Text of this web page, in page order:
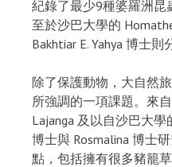
紀錄了最少9種婆羅洲昆
至於沙巴大學的
Bakhtiar E. Yahya 博士則
除了保護動物，大自然
所強調的一項課題。來
Lajanga 及以自沙巴大學
博士與 Rosmalina 博士
點，包括擁有很多豬籠